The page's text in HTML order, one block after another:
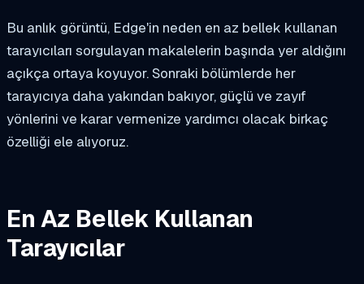
Bu anlık görüntü, Edge'in neden en az bellek kullanan
tarayıcıları sorgulayan makalelerin başında yer aldığını
açıkça ortaya koyuyor. Sonraki bölümlerde her
tarayıcıya daha yakından bakıyor, güçlü ve zayıf
yönlerini ve karar vermenize yardımcı olacak birkaç
özelliği ele alıyoruz.
En Az Bellek Kullanan
Tarayıcılar